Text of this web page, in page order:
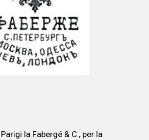
la Fabergé & C., per la